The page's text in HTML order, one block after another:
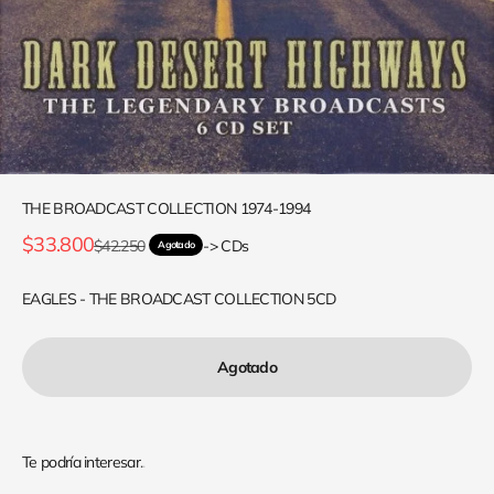
THE BROADCAST COLLECTION 1974-1994
Precio de oferta
$33.800Precio normal
$42.250 Agotado -> CDs
EAGLES - THE BROADCAST COLLECTION 5CD
Agotado